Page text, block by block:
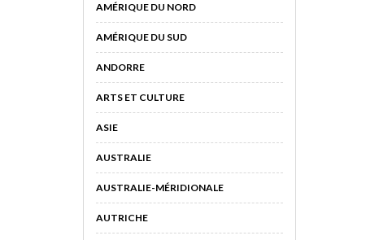
AMÉRIQUE DU NORD
AMÉRIQUE DU SUD
ANDORRE
ARTS ET CULTURE
ASIE
AUSTRALIE
AUSTRALIE-MÉRIDIONALE
AUTRICHE